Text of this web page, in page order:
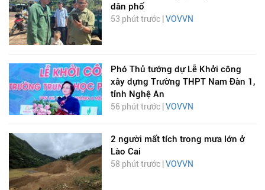
dân phố
53 phút trước |VOVVN
Phó Thủ tướng dự Lễ Khởi công
xây dựng Trường THPT Nam Đàn 1,
tỉnh Nghệ An
56 phút trước |VOVVN
2 người mất tích trong mưa lớn ở
Lào Cai
58 phút trước | VOVVN